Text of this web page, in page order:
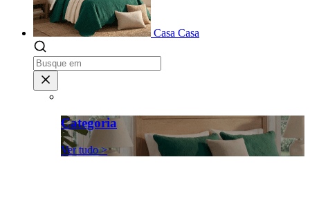
Casa Casa
Categoria
Ver tudo >